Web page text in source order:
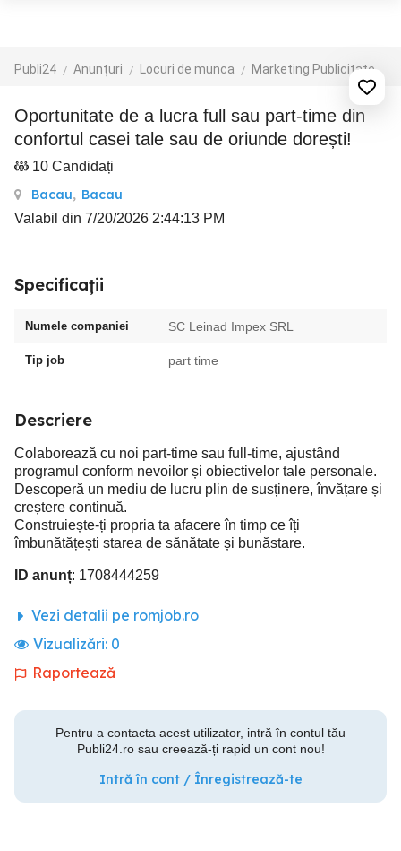
Publi24 Anunțuri Locuri de munca Marketing Publicitate
Oportunitate de a lucra full sau part-time din
confortul casei tale sau de oriunde dorești!
10 Candidați
Bacau, Bacau
Valabil din 7/20/2026 2:44:13 PM
Specificații
Numele companiei SC Leinad Impex SRL
Tip job part time
Descriere
Colaborează cu noi part-time sau full-time, ajustând
programul conform nevoilor și obiectivelor tale personale.
Descoperă un mediu de lucru plin de susținere, învățare și
creștere continuă.
Construiește-ți propria ta afacere în timp ce îți
îmbunătățești starea de sănătate și bunăstare.
ID anunț: 1708444259
Vezi detalii pe romjob.ro
Vizualizări: 0
Raportează
Pentru a contacta acest utilizator, intră în contul tău
Publi24.ro sau creează-ți rapid un cont nou!
Intră în cont / Înregistrează-te